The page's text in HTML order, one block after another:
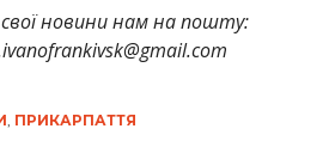
новини нам на пошту:
ПРИКАРПАТТЯ